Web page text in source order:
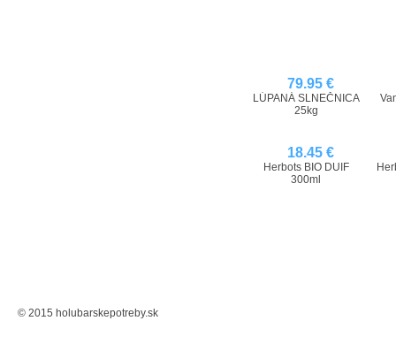
79.95 €
LÚPANÁ SLNEČNICA
25kg
18.45 €
Herbots BIO DUIF
300ml
© 2015 holubarskepotreby.sk